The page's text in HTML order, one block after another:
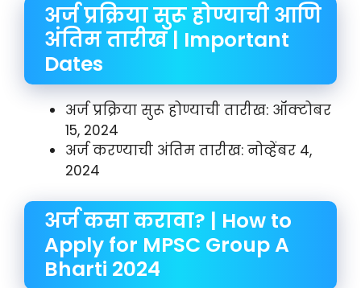
अर्ज प्रक्रिया सुरू होण्याची आणि
अंतिम तारीख | Important
Dates
अर्ज प्रक्रिया सुरू होण्याची तारीख: ऑक्टोबर
15, 2024
अर्ज करण्याची अंतिम तारीख: नोव्हेंबर 4,
2024
अर्ज कसा करावा? | How to
Apply for MPSC Group A
Bharti 2024